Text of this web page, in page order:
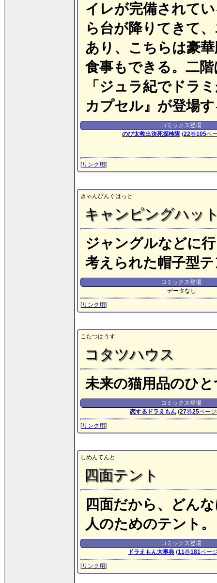
イレが完備されて
ら台が降りてきて
あり、こちらは豪
食事もできる。二
「ジュラ紀でドラ
カプセル』が登場
コミックス登場
のび太救出決死探検隊(22巻105ペ
[リンク用]
きゃんぴんぐはっと
キャンピングハッ
ジャングルなどに
考えられた帽子型
コミックス登場
- データなし -
[リンク用]
こたつはうす
コタツハウス
未来の猫用品のひ
コミックス登場
恋するドラえもん(27巻25ページ
[リンク用]
しめんてんと
四面テント
四面だから、どん
人のためのテント。
コミックス登場
ドラえもん大事典 (11巻181ペー
[リンク用]